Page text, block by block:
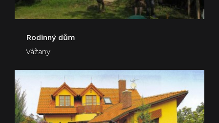
Rodinný dům
Vážany